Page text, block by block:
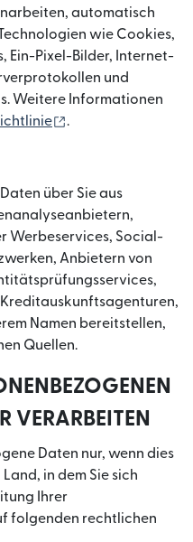
automatisch
wie Cookies,
Ein-Pixel-Bilder, Internet-
und
Weitere Informationen
.
über Sie aus
Werbeservices, Social-
Anbietern von
Namen bereitstellen,
Quellen.
VERARBEITEN
Daten nur, wenn dies
in dem Sie sich
Ihrer
folgenden rechtlichen